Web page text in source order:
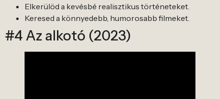
Elkerülöd a kevésbé realisztikus történeteket.
Keresed a könnyedebb, humorosabb filmeket.
#4 Az alkotó (2023)